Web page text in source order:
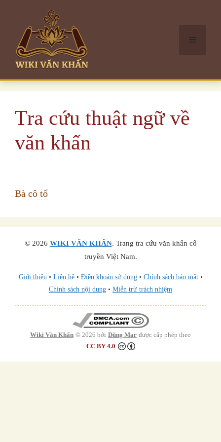
dung
Menu
Tra cứu thuật ngữ về
văn khấn
Bà cô tổ
© 2026 WIKI VĂN KHẤN. Trang tra cứu văn khấn cổ
truyền Việt Nam.
Giới thiệu • Liên hệ • Điều khoản sử dụng • Chính sách bảo mật •
Chính sách nội dung • Miễn trừ trách nhiệm
Wiki Văn Khấn © 2026 bởi Dũng Mar được cấp phép theo
CC BY 4.0